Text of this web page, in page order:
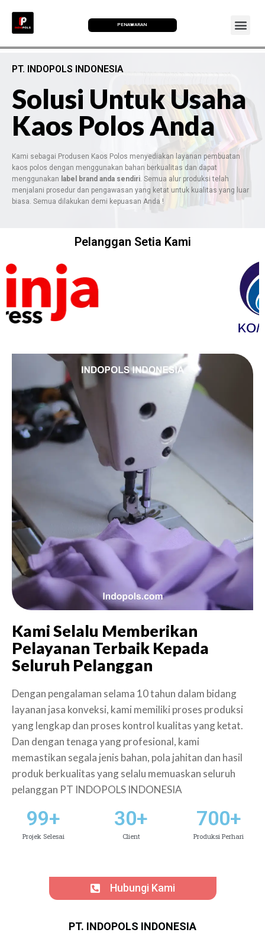
PENAWARAN
PT. INDOPOLS INDONESIA
Solusi Untuk Usaha
Kaos Polos Anda
Kami sebagai Produsen Kaos Polos menyediakan layanan pembuatan
kaos polos dengan menggunakan bahan berkualitas dan dapat
menggunakan label brand anda sendiri . Semua alur produksi telah
menjalani prosedur dan pengawasan yang ketat untuk kualitas yang luar
biasa. Semua dilakukan demi kepuasan Anda !
Pelanggan Setia Kami
Kami Selalu Memberikan
Pelayanan Terbaik Kepada
Seluruh Pelanggan
Dengan pengalaman selama 10 tahun dalam bidang
layanan jasa konveksi, kami memiliki proses produksi
yang lengkap dan proses kontrol kualitas yang ketat.
Dan dengan tenaga yang profesional, kami
memastikan segala jenis bahan, pola jahitan dan hasil
produk berkualitas yang selalu memuaskan seluruh
pelanggan PT INDOPOLS INDONESIA
Hubungi Kami
99+
Projek Selesai
30+
Client
700+
Produksi Perhari
PT. INDOPOLS INDONESIA